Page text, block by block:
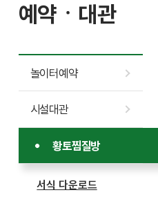
예약ㆍ대관
놀이터예약
시설대관
황토찜질방
서식 다운로드